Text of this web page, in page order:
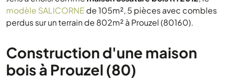
modèle SALICORNE de 105m², 5 pièces avec combles
perdus sur un terrain de 802m² à Prouzel (80160).
Construction d'une maison
bois à Prouzel (80)